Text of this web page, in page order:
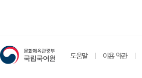
도움말 이용 약관